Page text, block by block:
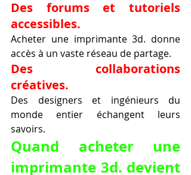
Des forums et tutoriels
accessibles.
Acheter une imprimante 3d. donne
accès à un vaste réseau de partage.
Des collaborations
créatives.
Des designers et ingénieurs du
monde entier échangent leurs
savoirs.
Quand acheter une
imprimante 3d. devient